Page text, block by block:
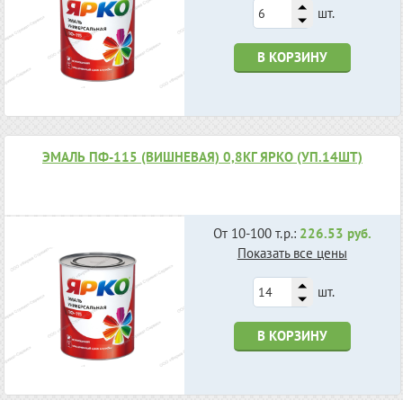
шт.
В КОРЗИНУ
ЭМАЛЬ ПФ-115 (ВИШНЕВАЯ) 0,8КГ ЯРКО (УП.14ШТ)
От 10-100 т.р.: 226.53 руб.
Показать все цены
шт.
В КОРЗИНУ